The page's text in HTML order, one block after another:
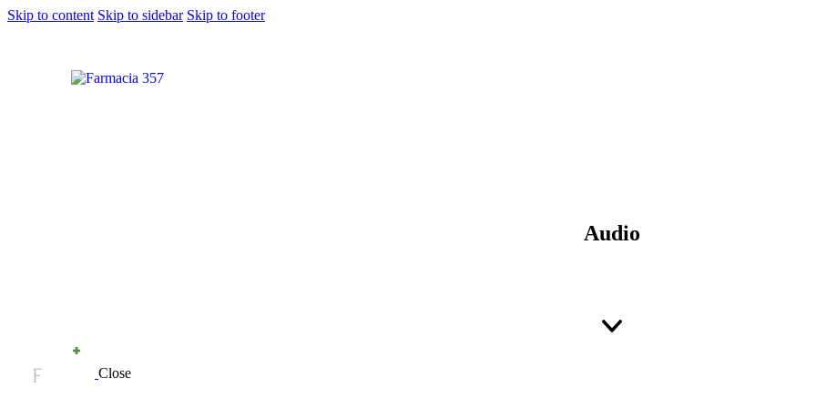
Skip to content Skip to sidebar Skip to footer
Audio
Close